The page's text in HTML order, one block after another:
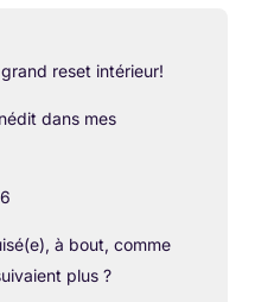
grand reset intérieur!
dans mes
à bout, comme
plus ?